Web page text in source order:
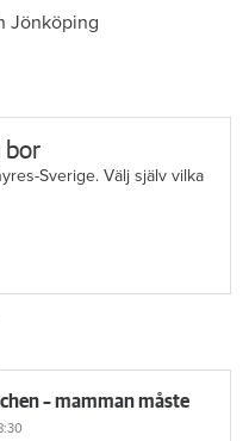
Jönköping
bor
Sverige. Välj själv vilka
– mamman måste